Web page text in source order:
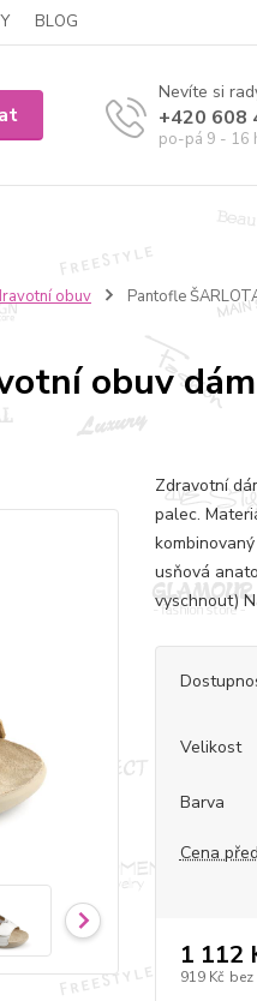
BLOG
Nevíte si
+420 608
po-pá 9 - 16
obuv
Pantofle
obuv
Zdravotní
palec.
usňová
vyschnout)
Velikost
Barva
Cena
1 112
919 Kč bez